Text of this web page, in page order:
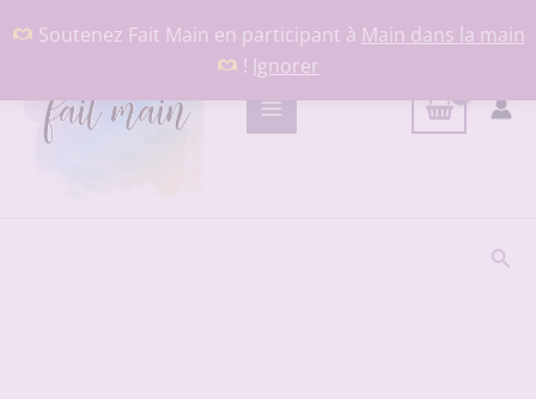
Soutenez Fait Main en participant à Main dans la main
! Ignorer
au